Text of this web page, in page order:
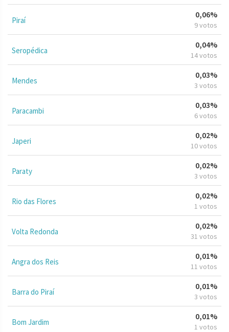
Piraí
0,06%
9 votos
Seropédica
0,04%
14 votos
Mendes
0,03%
3 votos
Paracambi
0,03%
6 votos
Japeri
0,02%
10 votos
Paraty
0,02%
3 votos
Rio das Flores
0,02%
1 votos
Volta Redonda
0,02%
31 votos
Angra dos Reis
0,01%
11 votos
Barra do Piraí
0,01%
3 votos
Bom Jardim
0,01%
1 votos